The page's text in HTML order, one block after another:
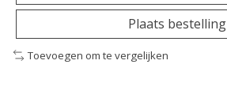
Plaats bestelling
Toevoegen om te vergelijken